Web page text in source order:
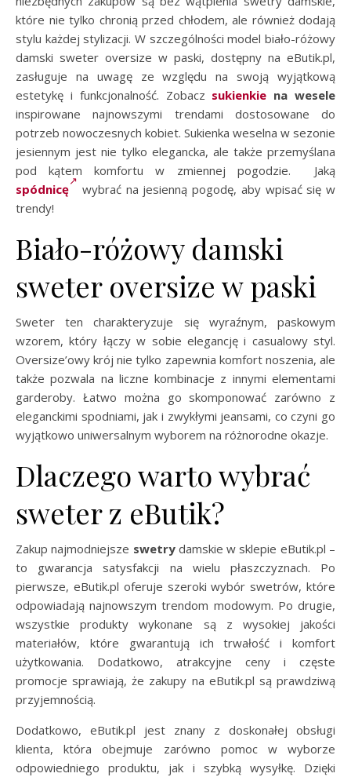
które nie tylko chronią przed chłodem, ale również dodają
stylu każdej stylizacji. W szczególności model biało-różowy
damski sweter oversize w paski, dostępny na eButik.pl,
zasługuje na uwagę ze względu na swoją wyjątkową
estetykę i funkcjonalność. Zobacz sukienkie na wesele
inspirowane najnowszymi trendami dostosowane do
potrzeb nowoczesnych kobiet. Sukienka weselna w sezonie
jesiennym jest nie tylko elegancka, ale także przemyślana
pod kątem komfortu w zmiennej pogodzie. Jaką
spódnicę
wybrać na jesienną pogodę, aby wpisać się w
trendy!
Biało-różowy damski
sweter oversize w paski
Sweter ten charakteryzuje się wyraźnym, paskowym
wzorem, który łączy w sobie elegancję i casualowy styl.
Oversize’owy krój nie tylko zapewnia komfort noszenia, ale
także pozwala na liczne kombinacje z innymi elementami
garderoby. Łatwo można go skomponować zarówno z
eleganckimi spodniami, jak i zwykłymi jeansami, co czyni go
wyjątkowo uniwersalnym wyborem na różnorodne okazje.
Dlaczego warto wybrać
sweter z eButik?
Zakup najmodniejsze swetry damskie w sklepie eButik.pl –
to gwarancja satysfakcji na wielu płaszczyznach. Po
pierwsze, eButik.pl oferuje szeroki wybór swetrów, które
odpowiadają najnowszym trendom modowym. Po drugie,
wszystkie produkty wykonane są z wysokiej jakości
materiałów, które gwarantują ich trwałość i komfort
użytkowania. Dodatkowo, atrakcyjne ceny i częste
promocje sprawiają, że zakupy na eButik.pl są prawdziwą
przyjemnością.
Dodatkowo, eButik.pl jest znany z doskonałej obsługi
klienta, która obejmuje zarówno pomoc w wyborze
odpowiedniego produktu, jak i szybką wysyłkę. Dzięki